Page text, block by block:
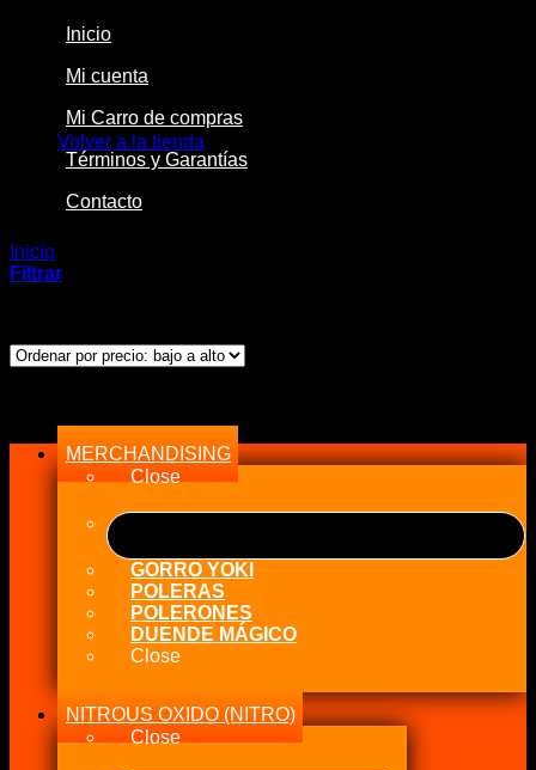
Volver a la tienda
Inicio
Mi cuenta
Mi Carro de compras
Términos y Garantías
Contacto
Inicio
Filtrar
MERCHANDISING
Close
GORRO YOKI
POLERAS
POLERONES
DUENDE MÁGICO
Close
NITROUS OXIDO (NITRO)
Close